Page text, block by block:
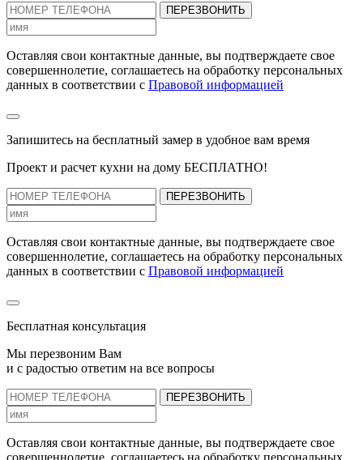
ПЕРЕЗВОНИТЬ
Оставляя свои контактные данные, вы подтверждаете свое
совершеннолетие, соглашаетесь на обработку персональных
данных в соответствии с Правовой информацией
Запишитесь на бесплатный замер в удобное вам время
Проект и расчет кухни на дому БЕСПЛАТНО!
ПЕРЕЗВОНИТЬ
Оставляя свои контактные данные, вы подтверждаете свое
совершеннолетие, соглашаетесь на обработку персональных
данных в соответствии с Правовой информацией
Бесплатная консультация
Мы перезвоним Вам
и с радостью ответим на все вопросы
ПЕРЕЗВОНИТЬ
Оставляя свои контактные данные, вы подтверждаете свое
совершеннолетие, соглашаетесь на обработку персональных